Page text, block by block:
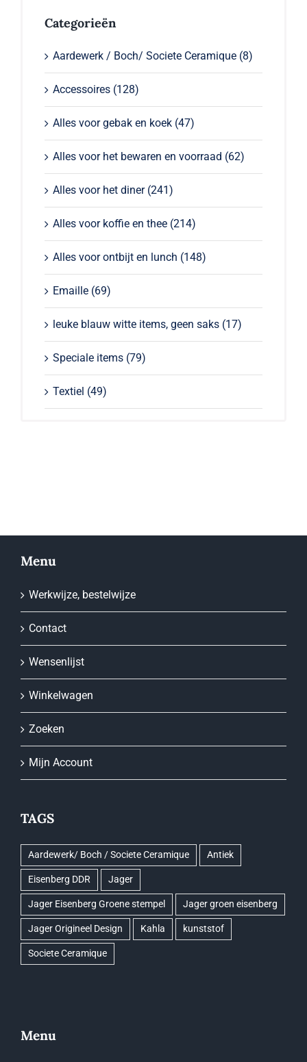
Categorieën
Aardewerk / Boch/ Societe Ceramique (8)
Accessoires (128)
Alles voor gebak en koek (47)
Alles voor het bewaren en voorraad (62)
Alles voor het diner (241)
Alles voor koffie en thee (214)
Alles voor ontbijt en lunch (148)
Emaille (69)
leuke blauw witte items, geen saks (17)
Speciale items (79)
Textiel (49)
Menu
Werkwijze, bestelwijze
Contact
Wensenlijst
Winkelwagen
Zoeken
Mijn Account
TAGS
Aardewerk/ Boch / Societe Ceramique Antiek
Eisenberg DDR Jager
Jager Eisenberg Groene stempel Jager groen eisenberg
Jager Origineel Design Kahla kunststof
Societe Ceramique
Menu